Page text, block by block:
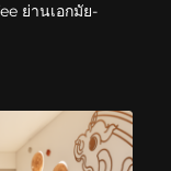
ย่านเอกมัย-